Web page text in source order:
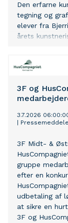
Den erfarne
tegning og
elever fra
årets
3F og
3.7.2026
3F Midt- &
gruppe
efter en
udbetaling af
at sikre en
3F og